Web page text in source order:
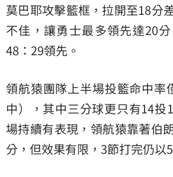
莫巴耶攻擊籃框，拉開至18分
不佳，讓勇士最多領先達20
48：29領先。
領航猿團隊上半場投籃命中率
中），其中三分球更只有14投
場持續有表現，領航猿靠著伯
分，但效果有限，3節打完仍以